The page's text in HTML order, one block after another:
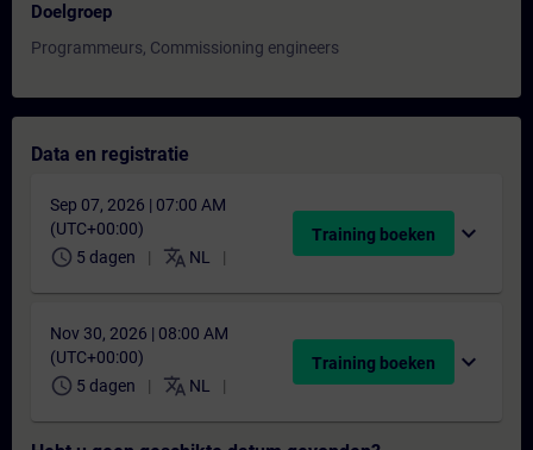
Doelgroep
Programmeurs, Commissioning engineers
Data en registratie
Sep 07, 2026 | 07:00 AM
(UTC+00:00)
schedule 5 dagen translate NL
Training boeken expand_more
Nov 30, 2026 | 08:00 AM
(UTC+00:00)
schedule 5 dagen translate NL
Training boeken expand_more